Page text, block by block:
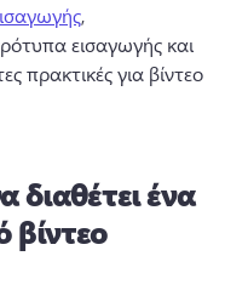
,
εισαγωγής και
πρακτικές για βίντεο
διαθέτει ένα
βίντεο